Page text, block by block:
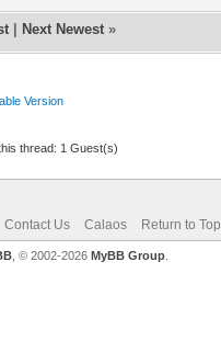
Next Newest »
Version
thread: 1 Guest(s)
Contact Us Calaos Return to Top
, © 2002-2026 MyBB Group